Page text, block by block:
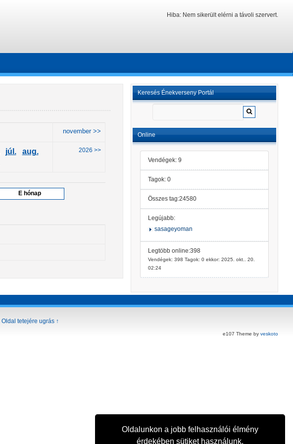
Oldalunkon a jobb felhasználói élmény
érdekében sütiket használunk.
Hiba: Nem sikerült elérni a távoli szervert.
Keresés Énekverseny Portál
Online
Vendégek: 9
Tagok: 0
Összes tag:24580
Legújabb:
sasageyoman
Legtöbb online:398
Vendégek: 398 Tagok: 0 ekkor: 2025. okt.. 20.
02:24
november >>
júl.
aug.
2026 >>
Oldal tetejére ugrás ↑
e107 Theme by veskoto